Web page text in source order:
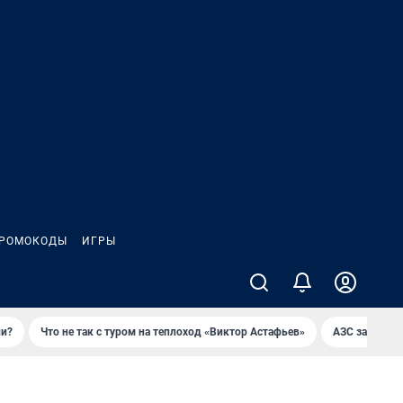
ИГРЫ
Что не так с туром на теплоход «Виктор Астафьев» AЗС